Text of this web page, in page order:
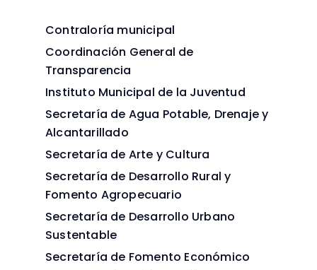
Contraloría municipal
Coordinación General de
Transparencia
Instituto Municipal de la Juventud
Secretaría de Agua Potable, Drenaje y
Alcantarillado
Secretaría de Arte y Cultura
Secretaría de Desarrollo Rural y
Fomento Agropecuario
Secretaría de Desarrollo Urbano
Sustentable
Secretaría de Fomento Económico